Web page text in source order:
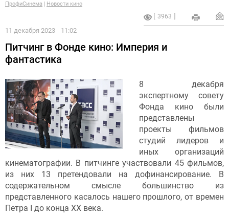
ПрофиСинема Новости кино
3963
11 декабря 2023 11:02
Питчинг в Фонде кино: Империя и
фантастика
8 декабря
экспертному совету
Фонда кино были
представлены
проекты фильмов
студий лидеров и
иных организаций
кинематографии. В питчинге участвовали 45 фильмов,
из них 13 претендовали на дофинансирование. В
содержательном смысле большинство из
представленного касалось нашего прошлого, от времен
Петра I до конца XX века.